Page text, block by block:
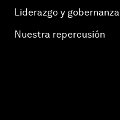
Liderazgo y gobernanza
Nuestra repercusión